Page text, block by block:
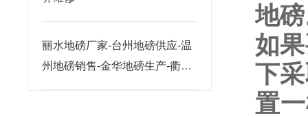
丽水地磅厂家-台州地磅供应-温
州地磅销售-金华地磅生产-衢州
地
如
下
置